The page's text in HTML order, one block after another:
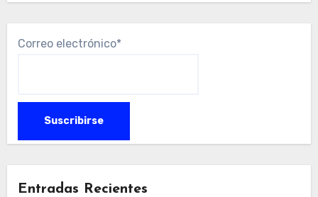
Correo electrónico*
Entradas Recientes